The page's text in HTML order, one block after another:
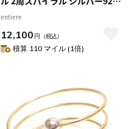
18金・ロジウムメッキ レディー
ス
entiere
12,100 円 （税込）
積算 110 マイル (1倍)